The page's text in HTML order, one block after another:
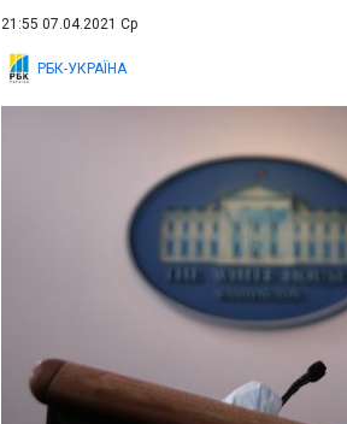
21:55 07.04.2021 Ср
РБК-УКРАЇНА